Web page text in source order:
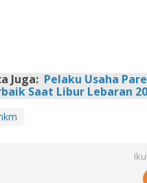
Juga: Pelaku Usaha
Saat Libur Lebaran